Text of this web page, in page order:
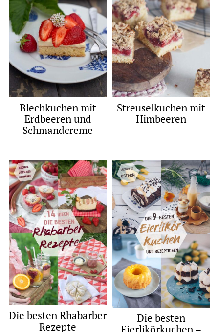
Blechkuchen mit
Erdbeeren und
Schmandcreme
Streuselkuchen mit
Himbeeren
Die besten Rhabarber
Rezepte
Die besten
Eierlikörkuchen –